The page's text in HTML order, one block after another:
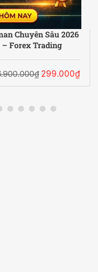
Chuyên Sâu 2026
Forex Trading
299.000₫